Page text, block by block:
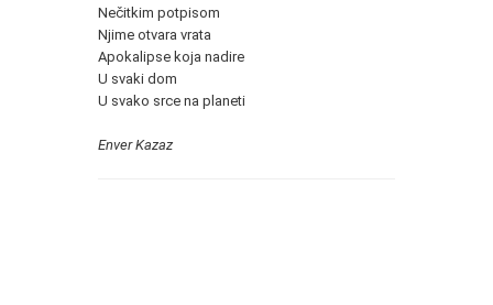
Nečitkim potpisom
Njime otvara vrata
Apokalipse koja nadire
U svaki dom
U svako srce na planeti
Enver Kazaz